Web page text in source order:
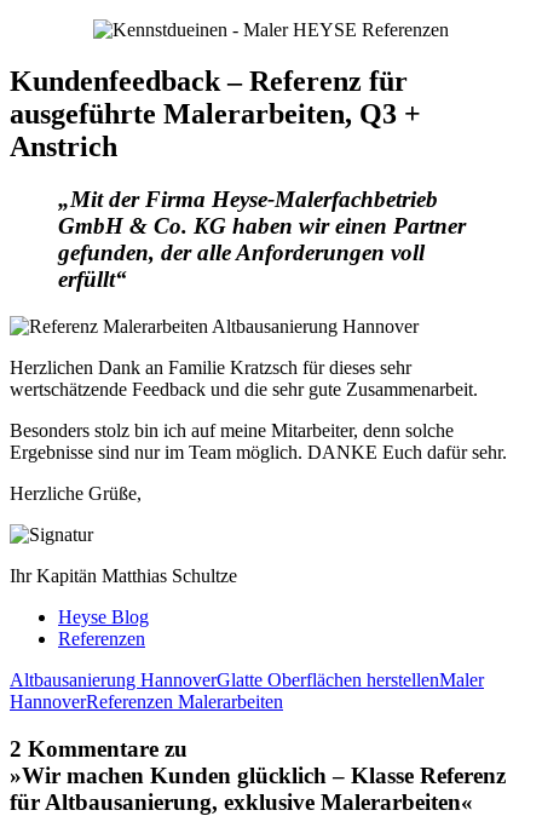
Kundenfeedback – Referenz für
ausgeführte Malerarbeiten, Q3 +
Anstrich
„Mit der Firma Heyse-Malerfachbetrieb
GmbH & Co. KG haben wir einen Partner
gefunden, der alle Anforderungen voll
erfüllt“
Herzlichen Dank an Familie Kratzsch für dieses sehr
wertschätzende Feedback und die sehr gute Zusammenarbeit.
Besonders stolz bin ich auf meine Mitarbeiter, denn solche
Ergebnisse sind nur im Team möglich. DANKE Euch dafür sehr.
Herzliche Grüße,
Ihr Kapitän Matthias Schultze
Heyse Blog
Referenzen
Altbausanierung HannoverGlatte Oberflächen herstellenMaler
HannoverReferenzen Malerarbeiten
2 Kommentare zu
»Wir machen Kunden glücklich – Klasse Referenz
für Altbausanierung, exklusive Malerarbeiten«